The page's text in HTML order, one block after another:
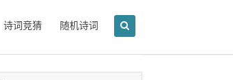
诗词竞猜 随机诗词